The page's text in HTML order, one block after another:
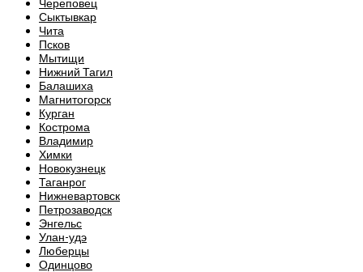
Сыктывкар
Чита
Псков
Мытищи
Нижний Тагил
Балашиха
Магнитогорск
Курган
Кострома
Владимир
Химки
Новокузнецк
Таганрог
Нижневартовск
Петрозаводск
Энгельс
Улан-удэ
Люберцы
Одинцово